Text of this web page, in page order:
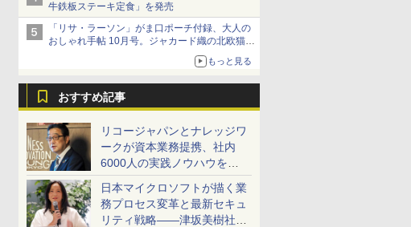
牛鉄板ステーキ定食」を発売
「リサ・ラーソン」がま口ポーチ付録、大人の
おしゃれ手帖 10月号。ジャカード織の北欧猫デ
もっと見る
おすすめ記事
リコージャパンとナレッジワ
ークが資本業務提携、社内
6000人の実践ノウハウを生
かした「AI商談記録 for
RICOH」を展開へ
日本マイクロソフトが描く業
務プロセス変革と最新セキュ
リティ戦略――津坂美樹社長